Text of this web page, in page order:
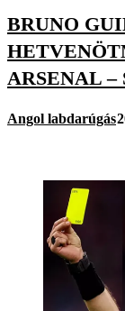
BRUNO
ARSENAL –
Angol labdarúgás